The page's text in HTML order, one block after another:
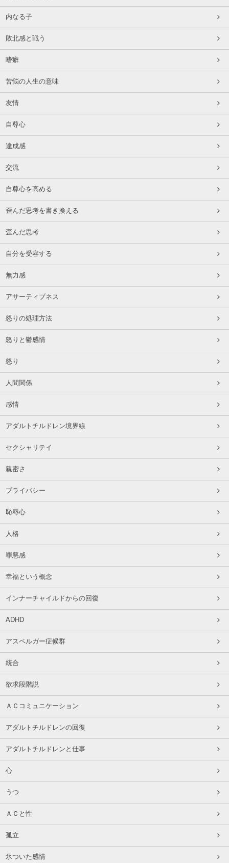
内なる子
敗北感と戦う
嗜癖
苦悩の人生の意味
友情
自尊心
達成感
交流
自尊心を高める
歪んだ思考を書き換える
歪んだ思考
自分を受容する
無力感
アサーティブネス
怒りの処理方法
怒りと鬱感情
怒り
人間関係
感情
アダルトチルドレン境界線
セクシャリテイ
親密さ
プライバシー
恥辱心
人格
罪悪感
幸福という概念
インナーチャイルドからの回復
ADHD
アスペルガー症候群
統合
欲求段階説
ＡＣコミュニケーション
アダルトチルドレンの回復
アダルトチルドレンと仕事
心
うつ
ＡＣと性
孤立
氷ついた感情